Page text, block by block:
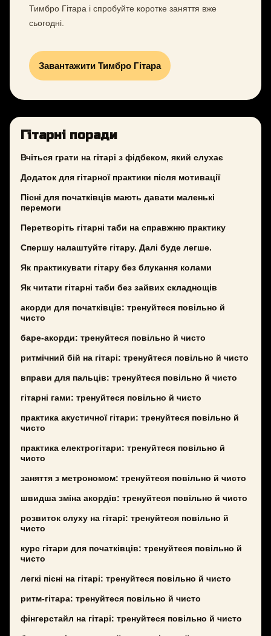
Тимбро Гітара і спробуйте коротке заняття вже
сьогодні.
Завантажити Тимбро Гітара
Гітарні поради
Вчіться грати на гітарі з фідбеком, який слухає
Додаток для гітарної практики після мотивації
Пісні для початківців мають давати маленькі
перемоги
Перетворіть гітарні таби на справжню практику
Спершу налаштуйте гітару. Далі буде легше.
Як практикувати гітару без блукання колами
Як читати гітарні таби без зайвих складнощів
акорди для початківців: тренуйтеся повільно й
чисто
баре-акорди: тренуйтеся повільно й чисто
ритмічний бій на гітарі: тренуйтеся повільно й чисто
вправи для пальців: тренуйтеся повільно й чисто
гітарні гами: тренуйтеся повільно й чисто
практика акустичної гітари: тренуйтеся повільно й
чисто
практика електрогітари: тренуйтеся повільно й
чисто
заняття з метрономом: тренуйтеся повільно й чисто
швидша зміна акордів: тренуйтеся повільно й чисто
розвиток слуху на гітарі: тренуйтеся повільно й
чисто
курс гітари для початківців: тренуйтеся повільно й
чисто
легкі пісні на гітарі: тренуйтеся повільно й чисто
ритм-гітара: тренуйтеся повільно й чисто
фінгерстайл на гітарі: тренуйтеся повільно й чисто